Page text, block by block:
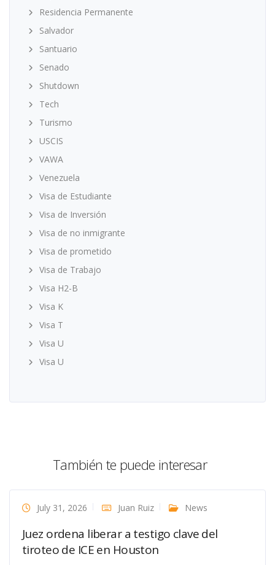
Residencia Permanente
Salvador
Santuario
Senado
Shutdown
Tech
Turismo
USCIS
VAWA
Venezuela
Visa de Estudiante
Visa de Inversión
Visa de no inmigrante
Visa de prometido
Visa de Trabajo
Visa H2-B
Visa K
Visa T
Visa U
Visa U
También te puede interesar
July 31, 2026 Juan Ruiz News
Juez ordena liberar a testigo clave del
tiroteo de ICE en Houston